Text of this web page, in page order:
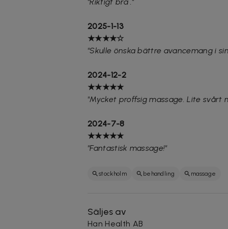
2025-1-13
★★★★☆
"Skulle önska bättre avancemang i
2024-12-2
★★★★★
"Mycket proffsig massage. Lite
2024-7-8
★★★★★
"Fantastisk massage!"
stockholm behandling massage
Säljes av
Han Health AB